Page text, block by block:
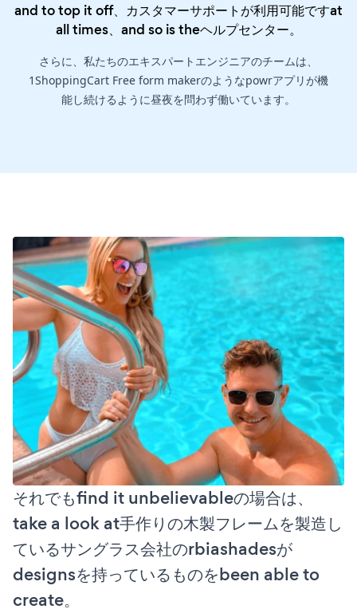
and to top it off、カスタマーサポートが利用可能ですat
all times、and so is theヘルプセンター。
さらに、私たちのエキスパートエンジニアのチームは、
1ShoppingCart Free form makerのようなpowrアプリが機
能し続けるように昼夜を問わず働いています。
それでもfind it unbelievableの場合は、
take a look at手作りの木製フレームを製造し
ているサングラス会社のrbiashadesが
designsを持っているものをbeen able to
create。